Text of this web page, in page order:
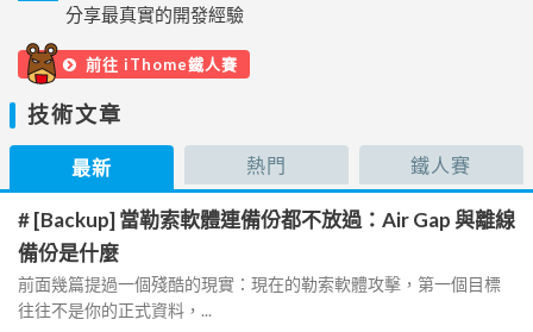
分享最真實的開發經驗
前往 iThome鐵人賽
技術文章
最新 熱門 鐵人賽
# [Backup] 當勒索軟體連備份都不放過：Air Gap 與離線
備份是什麼
前面幾篇提過一個殘酷的現實：現在的勒索軟體攻擊，第一個目標
往往不是你的正式資料，...